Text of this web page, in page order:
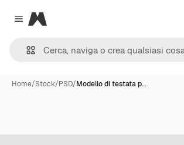
Close menu
Magnific
Home/Stock/PSD/Modello di testata p…